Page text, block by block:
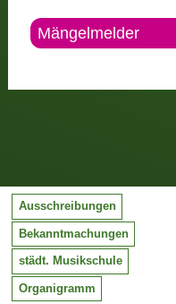
Mängelmelder
Ausschreibungen
Bekanntmachungen
städt. Musikschule
Organigramm